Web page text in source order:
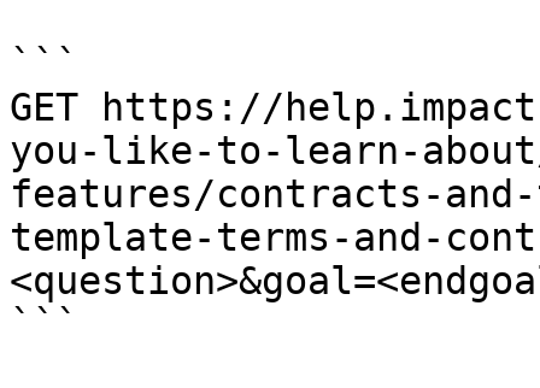
```
GET https://
you-like-to-learn-
features/contracts-
template-terms-and-
```